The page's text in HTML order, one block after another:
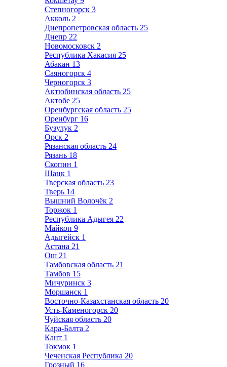
Степногорск 3
Акколь 2
Днепропетровская область 25
Днепр 22
Новомосковск 2
Республика Хакасия 25
Абакан 13
Саяногорск 4
Черногорск 3
Актюбинская область 25
Актобе 25
Оренбургская область 25
Оренбург 16
Бузулук 2
Орск 2
Рязанская область 24
Рязань 18
Скопин 1
Шацк 1
Тверская область 23
Тверь 14
Вышний Волочёк 2
Торжок 1
Республика Адыгея 22
Майкоп 9
Адыгейск 1
Астана 21
Ош 21
Тамбовская область 21
Тамбов 15
Мичуринск 3
Моршанск 1
Восточно-Казахстанская область 20
Усть-Каменогорск 20
Чуйская область 20
Кара-Балта 2
Кант 1
Токмок 1
Чеченская Республика 20
Грозный 16